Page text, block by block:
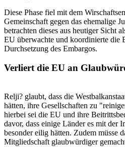
Diese Phase fiel mit dem
Gemeinschaft gegen das ehemalige
betrachten dieses aus heutiger Sicht
EU überwachte und koordinierte die
Durchsetzung des Embargos.
Verliert die EU an
Relji? glaubt, dass die
hätten, ihre Gesellschaften zu
hierbei sei die EU und ihre
davor, dass einige Länder es mit der
besonder eilig hätten. Zudem müsse
Mitgliedschaft glaubwürdiger